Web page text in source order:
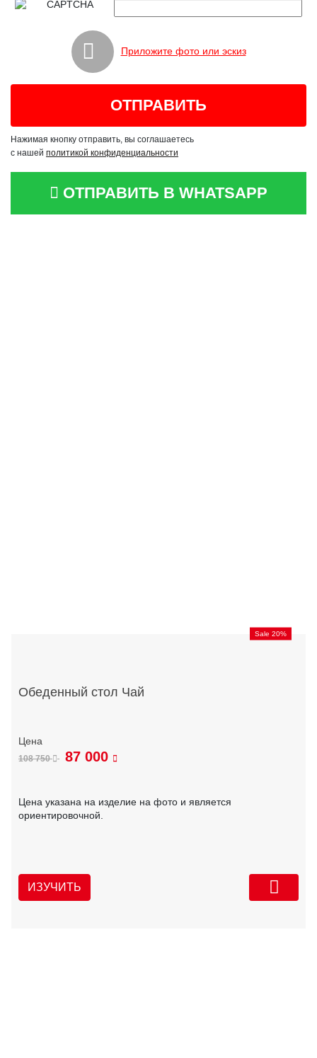
Приложите фото или эскиз
Нажимая кнопку отправить, вы соглашаетесь
с нашей политикой конфиденциальности
ОТПРАВИТЬ В WHATSAPP
Sale 20%
Обеденный стол Чай
108 750 87 000
Цена указана на изделие на фото и является
ориентировочной.
ИЗУЧИТЬ